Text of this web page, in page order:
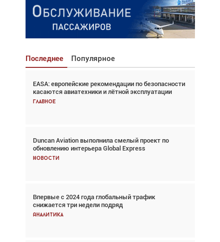
Последнее Популярное
EASA: европейские рекомендации по безопасности
касаются авиатехники и лётной эксплуатации
Главное
Duncan Aviation выполнила смелый проект по
обновлению интерьера Global Express
Новости
Впервые с 2024 года глобальный трафик
снижается три недели подряд
Аналитика
Взгляд с высоты: тандем вертолётов и БПЛА в
спасательных операциях
Главное
Авиационный фотограф Дэйв Кох: «Фотография
говорит сама за себя... а ИИ всё портит»
Новости
Впервые с 2024 года глобальный трафик
снижается три недели подряд
Аналитика